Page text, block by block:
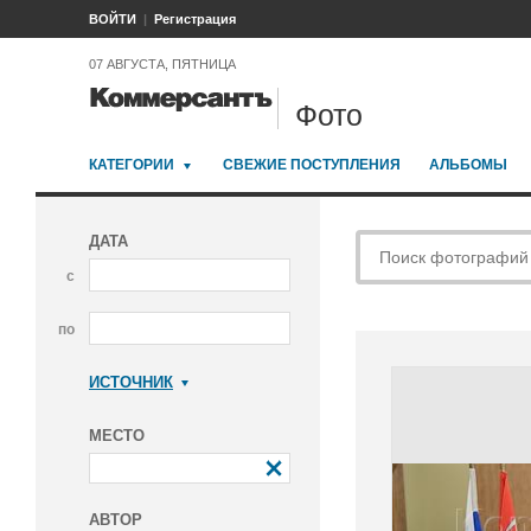
ВОЙТИ Регистрация
07 АВГУСТА, ПЯТНИЦА
Фото
КАТЕГОРИИ СВЕЖИЕ ПОСТУПЛЕНИЯ АЛЬБОМЫ
ДАТА
с
по
ИСТОЧНИК
МЕСТО
АВТОР